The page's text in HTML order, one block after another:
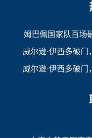
姆巴佩国家队百场
威尔逊·伊西多破
威尔逊·伊西多破